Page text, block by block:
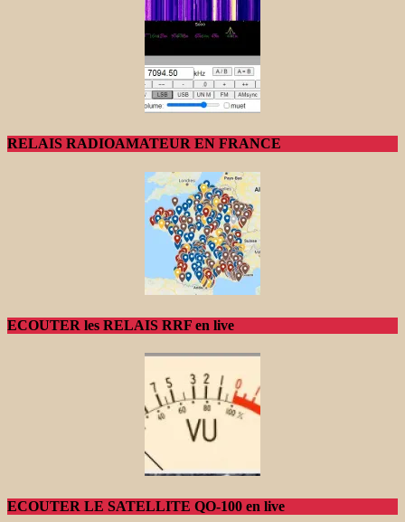
RELAIS RADIOAMATEUR EN FRANCE
ECOUTER les RELAIS RRF en live
ECOUTER LE SATELLITE QO-100 en live